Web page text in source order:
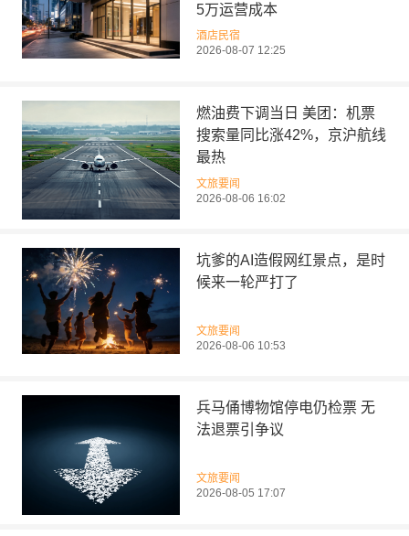
5万运营成本
酒店民宿
2026-08-07 12:25
燃油费下调当日 美团：机票
搜索量同比涨42%，京沪航线
最热
文旅要闻
2026-08-06 16:02
坑爹的AI造假网红景点，是时
候来一轮严打了
文旅要闻
2026-08-06 10:53
兵马俑博物馆停电仍检票 无
法退票引争议
文旅要闻
2026-08-05 17:07